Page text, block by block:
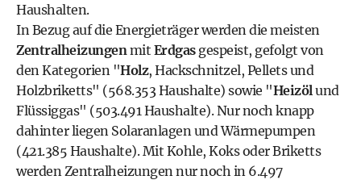
Haushalten.
In Bezug auf die Energieträger werden die meisten
Zentralheizungen mit Erdgasgespeist, gefolgt von
den Kategorien "Holz, Hackschnitzel, Pellets und
Holzbriketts" (568.353 Haushalte) sowie "Heizöl und
Flüssiggas" (503.491 Haushalte). Nur noch knapp
dahinter liegen Solaranlagen und Wärmepumpen
(421.385 Haushalte). Mit Kohle, Koks oder Briketts
werden Zentralheizungen nur noch in 6.497